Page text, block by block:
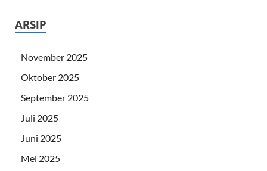
ARSIP
November 2025
Oktober 2025
September 2025
Juli 2025
Juni 2025
Mei 2025